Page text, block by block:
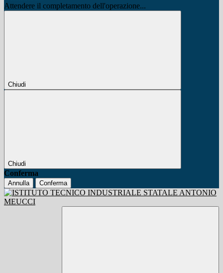
Attendere il completamento dell'operazione...
Chiudi
Chiudi
Conferma
Annulla Conferma